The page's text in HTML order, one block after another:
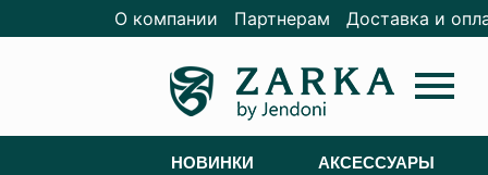
О компании Партнерам Доставка и
menu
НОВИНКИ АКСЕССУАРЫ